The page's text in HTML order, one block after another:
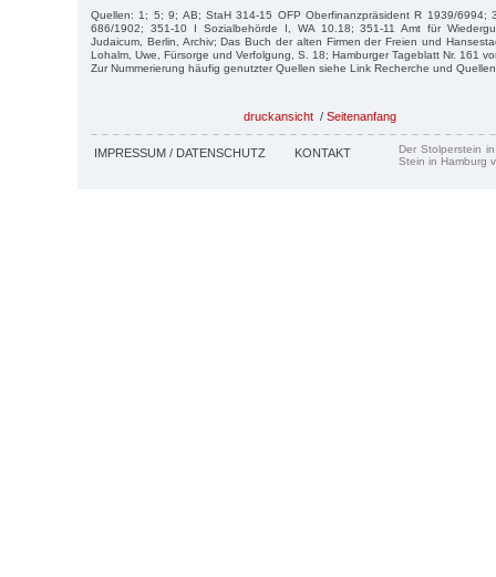
Quellen: 1; 5; 9; AB; StaH 314-15 OFP Oberfinanzpräsident R 1939/6994;
686/1902; 351-10 I Sozialbehörde I, WA 10.18; 351-11 Amt für
Judaicum, Berlin, Archiv; Das Buch der alten Firmen der Freien und
Lohalm, Uwe, Fürsorge und Verfolgung, S. 18; Hamburger Tageblatt Nr. 161
Zur Nummerierung häufig genutzter Quellen siehe Link Recherche und
druckansicht / Seitenanfang
IMPRESSUM / DATENSCHUTZ KONTAKT
Der Stolperstein
Stein in Hamburg